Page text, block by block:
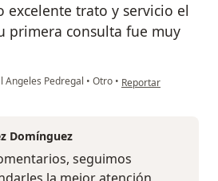
excelente trato y servicio el
primera consulta fue muy
Angeles Pedregal • Otro • en opinión del
Reportar
Domínguez
seguimos